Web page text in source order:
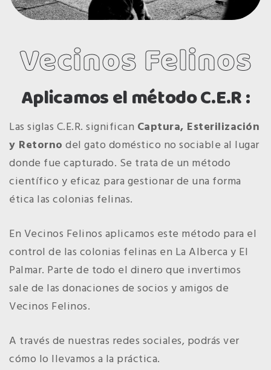
Vecinos Felinos
Aplicamos el método C.E.R :
Las siglas C.E.R. significan Captura, Esterilización
y Retorno del gato doméstico no sociable al lugar
donde fue capturado. Se trata de un método
científico y eficaz para gestionar de una forma
ética las colonias felinas.
En Vecinos Felinos aplicamos este método para el
control de las colonias felinas en La Alberca y El
Palmar. Parte de todo el dinero que invertimos
sale de las donaciones de socios y amigos de
Vecinos Felinos.
A través de nuestras redes sociales, podrás ver
cómo lo llevamos a la práctica.